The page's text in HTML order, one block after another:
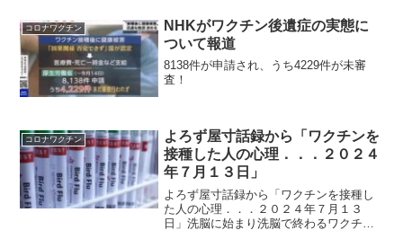
ど、mRNA注射からの解毒方法を医師た
ちに伝えてきました...
コロナワクチン
NHKがワクチン後遺症の実態に
ついて報道
8138件が申請され、うち4229件が未審
査！
コロナワクチン
よろず屋寸話録から「ワクチンを
接種した人の心理．．．２０２４
年７月１３日」
よろず屋寸話録から「ワクチンを接種し
た人の心理．．．２０２４年７月１３
日」洗脳に始まり洗脳で終わるワクチン